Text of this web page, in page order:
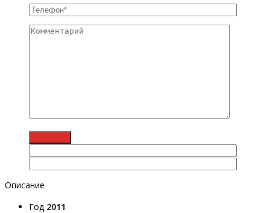
Описание
Год 2011